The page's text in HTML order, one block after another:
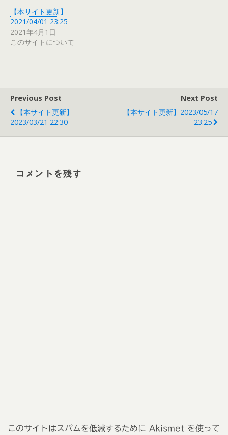
【本サイト更新】
2021/04/01 23:25
2021年4月1日
このサイトについて
Previous Post
【本サイト更新】
2023/03/21 22:30
Next Post
【本サイト更新】2023/05/17
23:25
コメントを残す
このサイトはスパムを低減するために Akismet を使って